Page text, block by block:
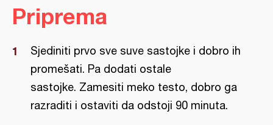
Priprema
Sjediniti prvo sve suve sastojke i dobro ih
promešati. Pa dodati ostale
sastojke. Zamesiti meko testo, dobro ga
razraditi i ostaviti da odstoji 90 minuta.